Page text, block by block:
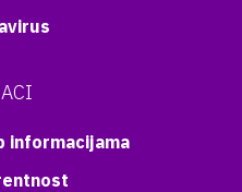
informacijama